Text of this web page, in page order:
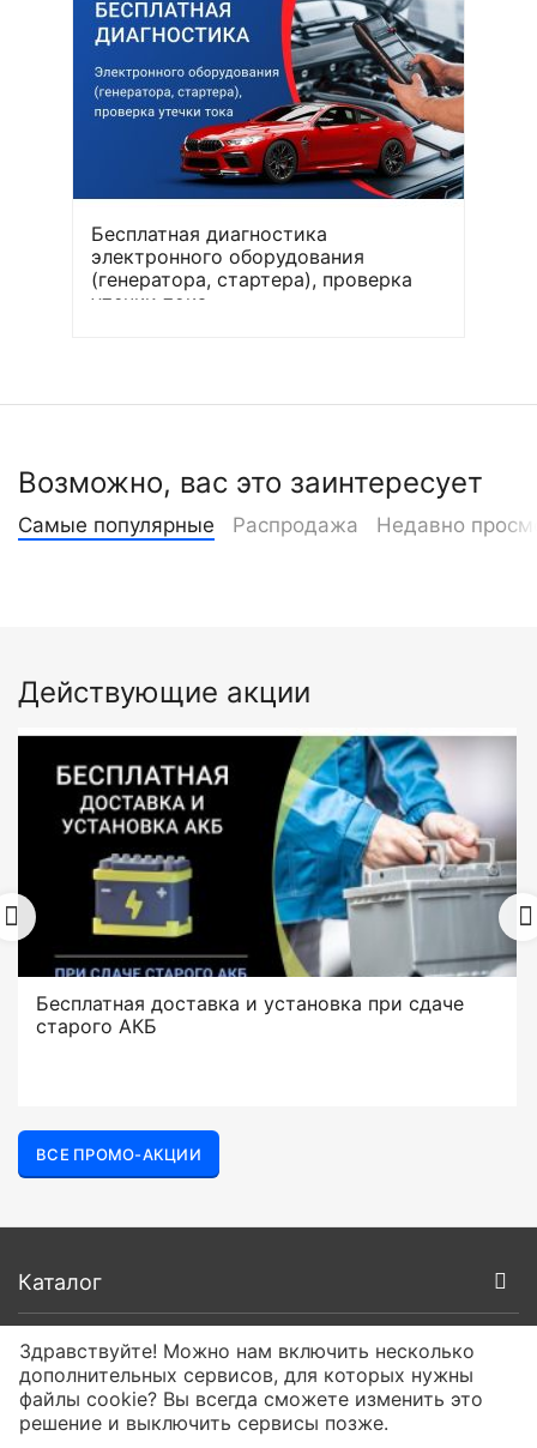
Бесплатная диагностика
электронного оборудования
(генератора, стартера), проверка
утечки тока
Возможно, вас это заинтересует
Самые популярные Распродажа Недавно
Действующие акции
Бесплатная доставка и установка при сдаче
старого АКБ
ВСЕ ПРОМО-АКЦИИ
Каталог
Покупателям
О компании
Здравствуйте! Можно нам включить несколько
дополнительных сервисов, для которых нужны
файлы cookie? Вы всегда сможете изменить это
решение и выключить сервисы позже.